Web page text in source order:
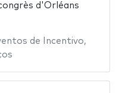
d'Orléans
de Incentivo,